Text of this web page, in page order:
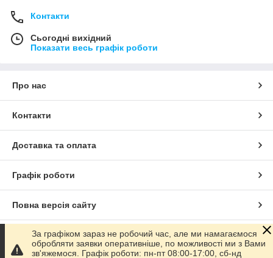
Контакти
Сьогодні вихідний
Показати весь графік роботи
Про нас
Контакти
Доставка та оплата
Графік роботи
Повна версія сайту
Сайт створено на маркетплейсіProm.ua
За графіком зараз не робочий час, але ми намагаємося
обробляти заявки оперативніше, по можливості ми з Вами
зв'яжемося. Графік роботи: пн-пт 08:00-17:00, сб-нд